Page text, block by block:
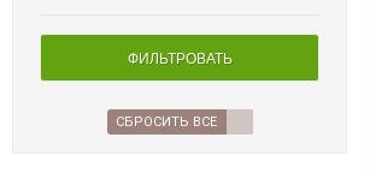
ФИЛЬТРОВАТЬ
СБРОСИТЬ ВСЕ